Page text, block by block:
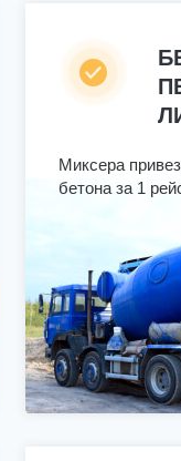
Миксера
бетона за 1